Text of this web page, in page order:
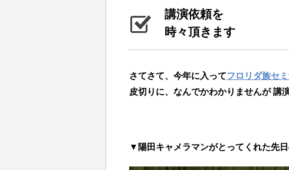
講演依頼を
時々頂きます
さてさて、今年に入ってフロリダ族セ
皮切りに、なんでかわかりませんが 講
▼陽田キャメラマンがとってくれた先